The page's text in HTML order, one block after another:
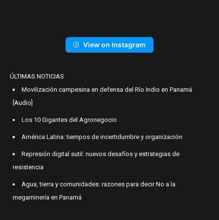
View on Instagram
ÚLTIMAS NOTICIAS
Movilización campesina en defensa del Río Indio en Panamá
[Audio]
Los 10 Gigantes del Agronegocio
América Latina: tiempos de incertidumbre y organización
Represión digital sutil: nuevos desafíos y estrategias de
resistencia
Agua, tierra y comunidades: razones para decir No a la
megaminería en Panamá